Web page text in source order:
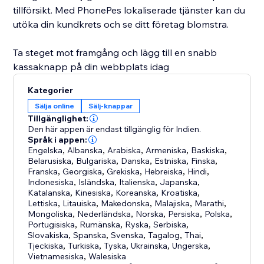
tillförsikt. Med PhonePes lokaliserade tjänster kan du
utöka din kundkrets och se ditt företag blomstra.
Ta steget mot framgång och lägg till en snabb
kassaknapp på din webbplats idag
Kategorier
Sälja online Sälj-knappar
Tillgänglighet:
Den här appen är endast tillgänglig för Indien.
Språk i appen:
Engelska, Albanska, Arabiska, Armeniska, Baskiska,
Belarusiska, Bulgariska, Danska, Estniska, Finska,
Franska,Georgiska,Grekiska, Hebreiska, Hindi,
Indonesiska, Isländska, Italienska, Japanska,
Katalanska, Kinesiska, Koreanska, Kroatiska,
Lettiska, Litauiska, Makedonska, Malajiska, Marathi,
Mongoliska, Nederländska, Norska, Persiska, Polska,
Portugisiska, Rumänska, Ryska,Serbiska,
Slovakiska,Spanska,Svenska,Tagalog,Thai,
Tjeckiska,Turkiska,Tyska,Ukrainska,Ungerska,
Vietnamesiska,Walesiska